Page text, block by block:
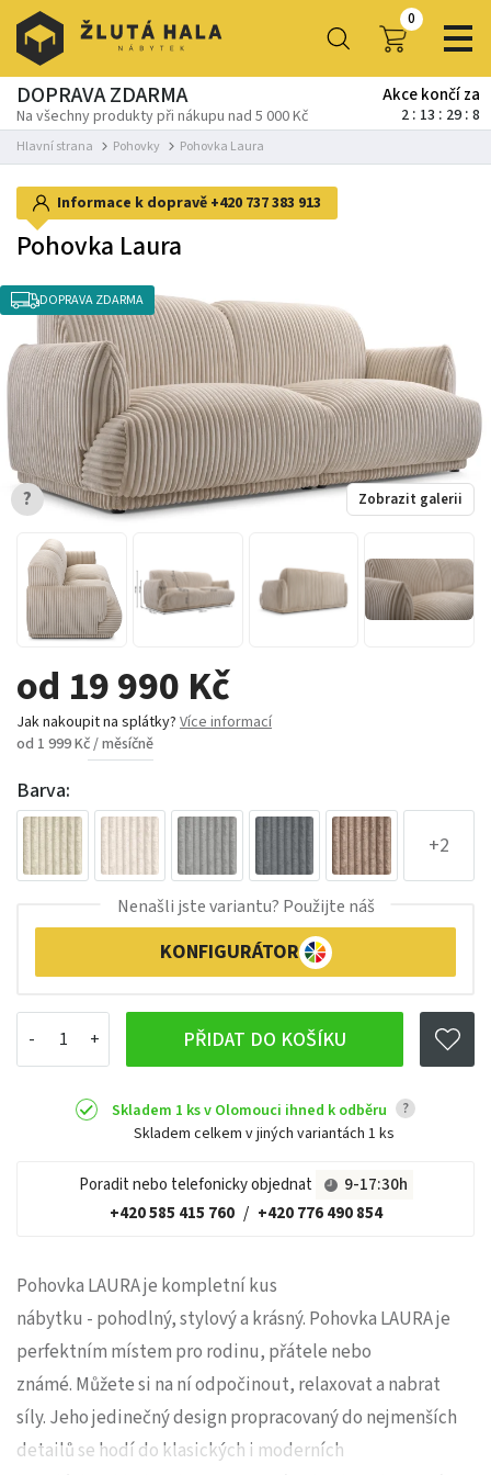
0
DOPRAVA ZDARMA
Na všechny produkty při nákupu nad 5 000 Kč
Akce končí za
2 13 29 7
Hlavní strana Pohovky Pohovka Laura
od 19 990 Kč
Jak nakoupit na splátky? Více informací
od 1 999 Kč / měsíčně
Barva:
+2
PŘIDAT DO KOŠÍKU
Nenašli jste variantu? Použijte náš
KONFIGURÁTOR
Skladem 1 ks v Olomouci ihned k odběru ?
Skladem celkem v jiných variantách 1 ks
Poradit nebo telefonicky objednat
9-17:30h
+420 585 415 760 / +420 776 490 854
Informace k dopravě +420 737 383 913
Pohovka Laura
DOPRAVA ZDARMA
Zobrazit galerii
?
Pohovka LAURA je kompletní kus
nábytku - pohodlný, stylový a krásný. Pohovka LAURA je
perfektním místem pro rodinu, přátele nebo
známé. Můžete si na ní odpočinout, relaxovat a nabrat
síly. Jeho jedinečný design propracovaný do nejmenších
detailů se hodí do klasických i moderních